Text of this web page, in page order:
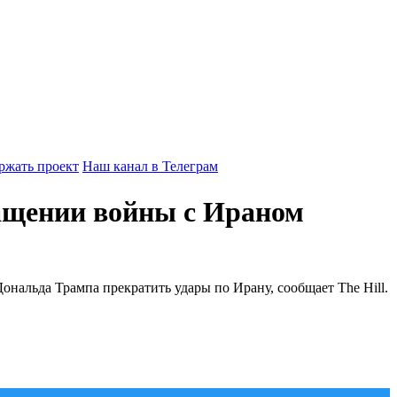
проект Наш канал в Телеграм
войны с Ираном
Трампа прекратить удары по Ирану, сообщает The Hill.